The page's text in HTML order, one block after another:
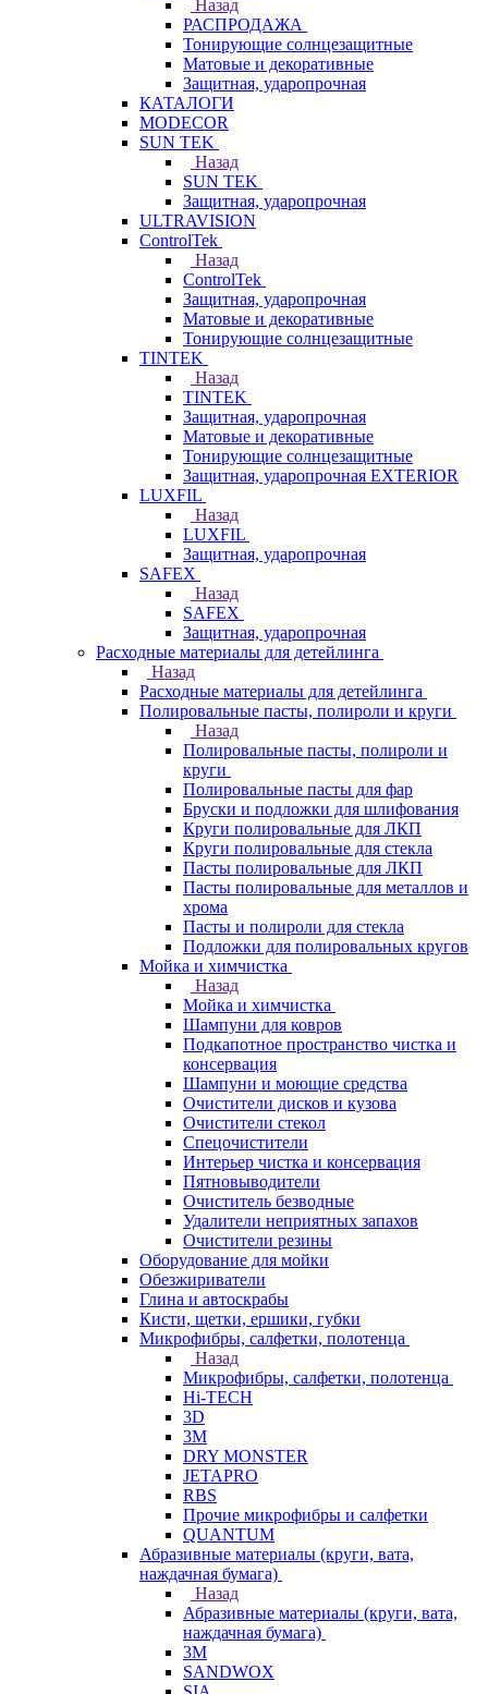
Назад
РАСПРОДАЖА
Тонирующие солнцезащитные
Матовые и декоративные
Защитная, ударопрочная
КАТАЛОГИ
MODECOR
SUN TEK
Назад
SUN TEK
Защитная, ударопрочная
ULTRAVISION
ControlTek
Назад
ControlTek
Защитная, ударопрочная
Матовые и декоративные
Тонирующие солнцезащитные
TINTEK
Назад
TINTEK
Защитная, ударопрочная
Матовые и декоративные
Тонирующие солнцезащитные
Защитная, ударопрочная EXTERIOR
LUXFIL
Назад
LUXFIL
Защитная, ударопрочная
SAFEX
Назад
SAFEX
Защитная, ударопрочная
Расходные материалы для детейлинга
Назад
Расходные материалы для детейлинга
Полировальные пасты, полироли и круги
Назад
Полировальные пасты, полироли и
круги
Полировальные пасты для фар
Бруски и подложки для шлифования
Круги полировальные для ЛКП
Круги полировальные для стекла
Пасты полировальные для ЛКП
Пасты полировальные для металлов и
хрома
Пасты и полироли для стекла
Подложки для полировальных кругов
Мойка и химчистка
Назад
Мойка и химчистка
Шампуни для ковров
Подкапотное пространство чистка и
консервация
Шампуни и моющие средства
Очистители дисков и кузова
Очистители стекол
Спецочистители
Интерьер чистка и консервация
Пятновыводители
Очиститель безводные
Удалители неприятных запахов
Очистители резины
Оборудование для мойки
Обезжириватели
Глина и автоскрабы
Кисти, щетки, ершики, губки
Микрофибры, салфетки, полотенца
Назад
Микрофибры, салфетки, полотенца
Hi-TECH
3D
3М
DRY MONSTER
JETAPRO
RBS
Прочие микрофибры и салфетки
QUANTUM
Абразивные материалы (круги, вата,
наждачная бумага)
Назад
Абразивные материалы (круги, вата,
наждачная бумага)
3М
SANDWOX